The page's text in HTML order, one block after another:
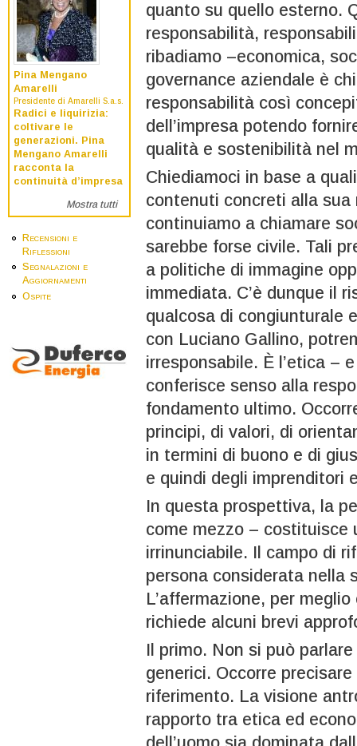
Pina Mengano
Amarelli
Presidente di Amarelli S.a.s.
Radici e liquirizia:
coltivare le
generazioni. Pina
Mengano Amarelli
racconta la
continuità d’impresa
Mostra tutti
Recensioni e
Riflessioni
Segnalazioni e
Aggiornamenti
Ospite
quanto su quello esterno.
responsabilità,
ribadiamo –economica,
governance aziendale è
responsabilità così
dell’impresa potendo
qualità e sostenibilità nel
Chiediamoci in base a
contenuti concreti alla
continuiamo a chiamare
sarebbe forse civile. Tali
a politiche di immagine
immediata. C’è dunque il
qualcosa di congiunturale
con Luciano Gallino,
irresponsabile. È l’etica –
conferisce senso alla
fondamento ultimo.
principi, di valori, di
in termini di buono e di
e quindi degli imprenditori
In questa prospettiva, la
come mezzo – costituisce
irrinunciabile. Il campo di
persona considerata nella
L’affermazione, per
richiede alcuni brevi
Il primo. Non si può
generici. Occorre
riferimento. La visione
rapporto tra etica ed